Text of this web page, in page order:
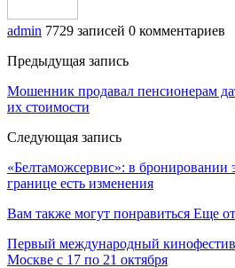
admin 7729 записей 0 комментариев
Предыдущая запись
Мошенник продавал пенсионерам
их стоимости
Следующая запись
«Белтаможсервис»: в бронировании
границе есть изменения
Вам также могут понравиться Еще
Первый международный
Москве с 17 по 21 октября